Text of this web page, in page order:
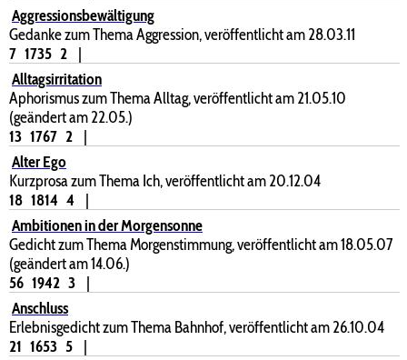
Aggressionsbewältigung
Gedanke zum Thema Aggression, veröffentlicht am 28.03.11
7 1735 2
|
Alltagsirritation
Aphorismus zum Thema Alltag, veröffentlicht am 21.05.10
(geändert am 22.05.)
13 1767 2
|
Alter Ego
Kurzprosa zum Thema Ich, veröffentlicht am 20.12.04
18 1814 4
|
Ambitionen in der Morgensonne
Gedicht zum Thema Morgenstimmung, veröffentlicht am 18.05.07
(geändert am 14.06.)
56 1942 3
|
Anschluss
Erlebnisgedicht zum Thema Bahnhof, veröffentlicht am 26.10.04
21 1653 5
|